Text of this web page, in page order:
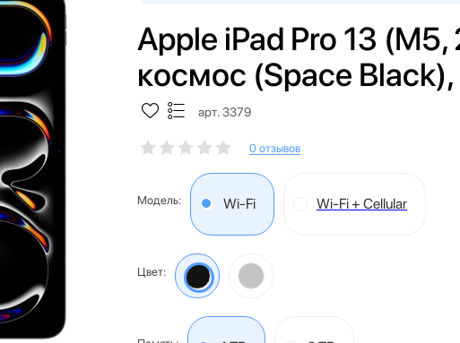
Apple iPad Pro 13
космос (Space
арт. 3379
0 отзывов
Модель: Wi-Fi Wi-Fi + Cellular
Цвет: